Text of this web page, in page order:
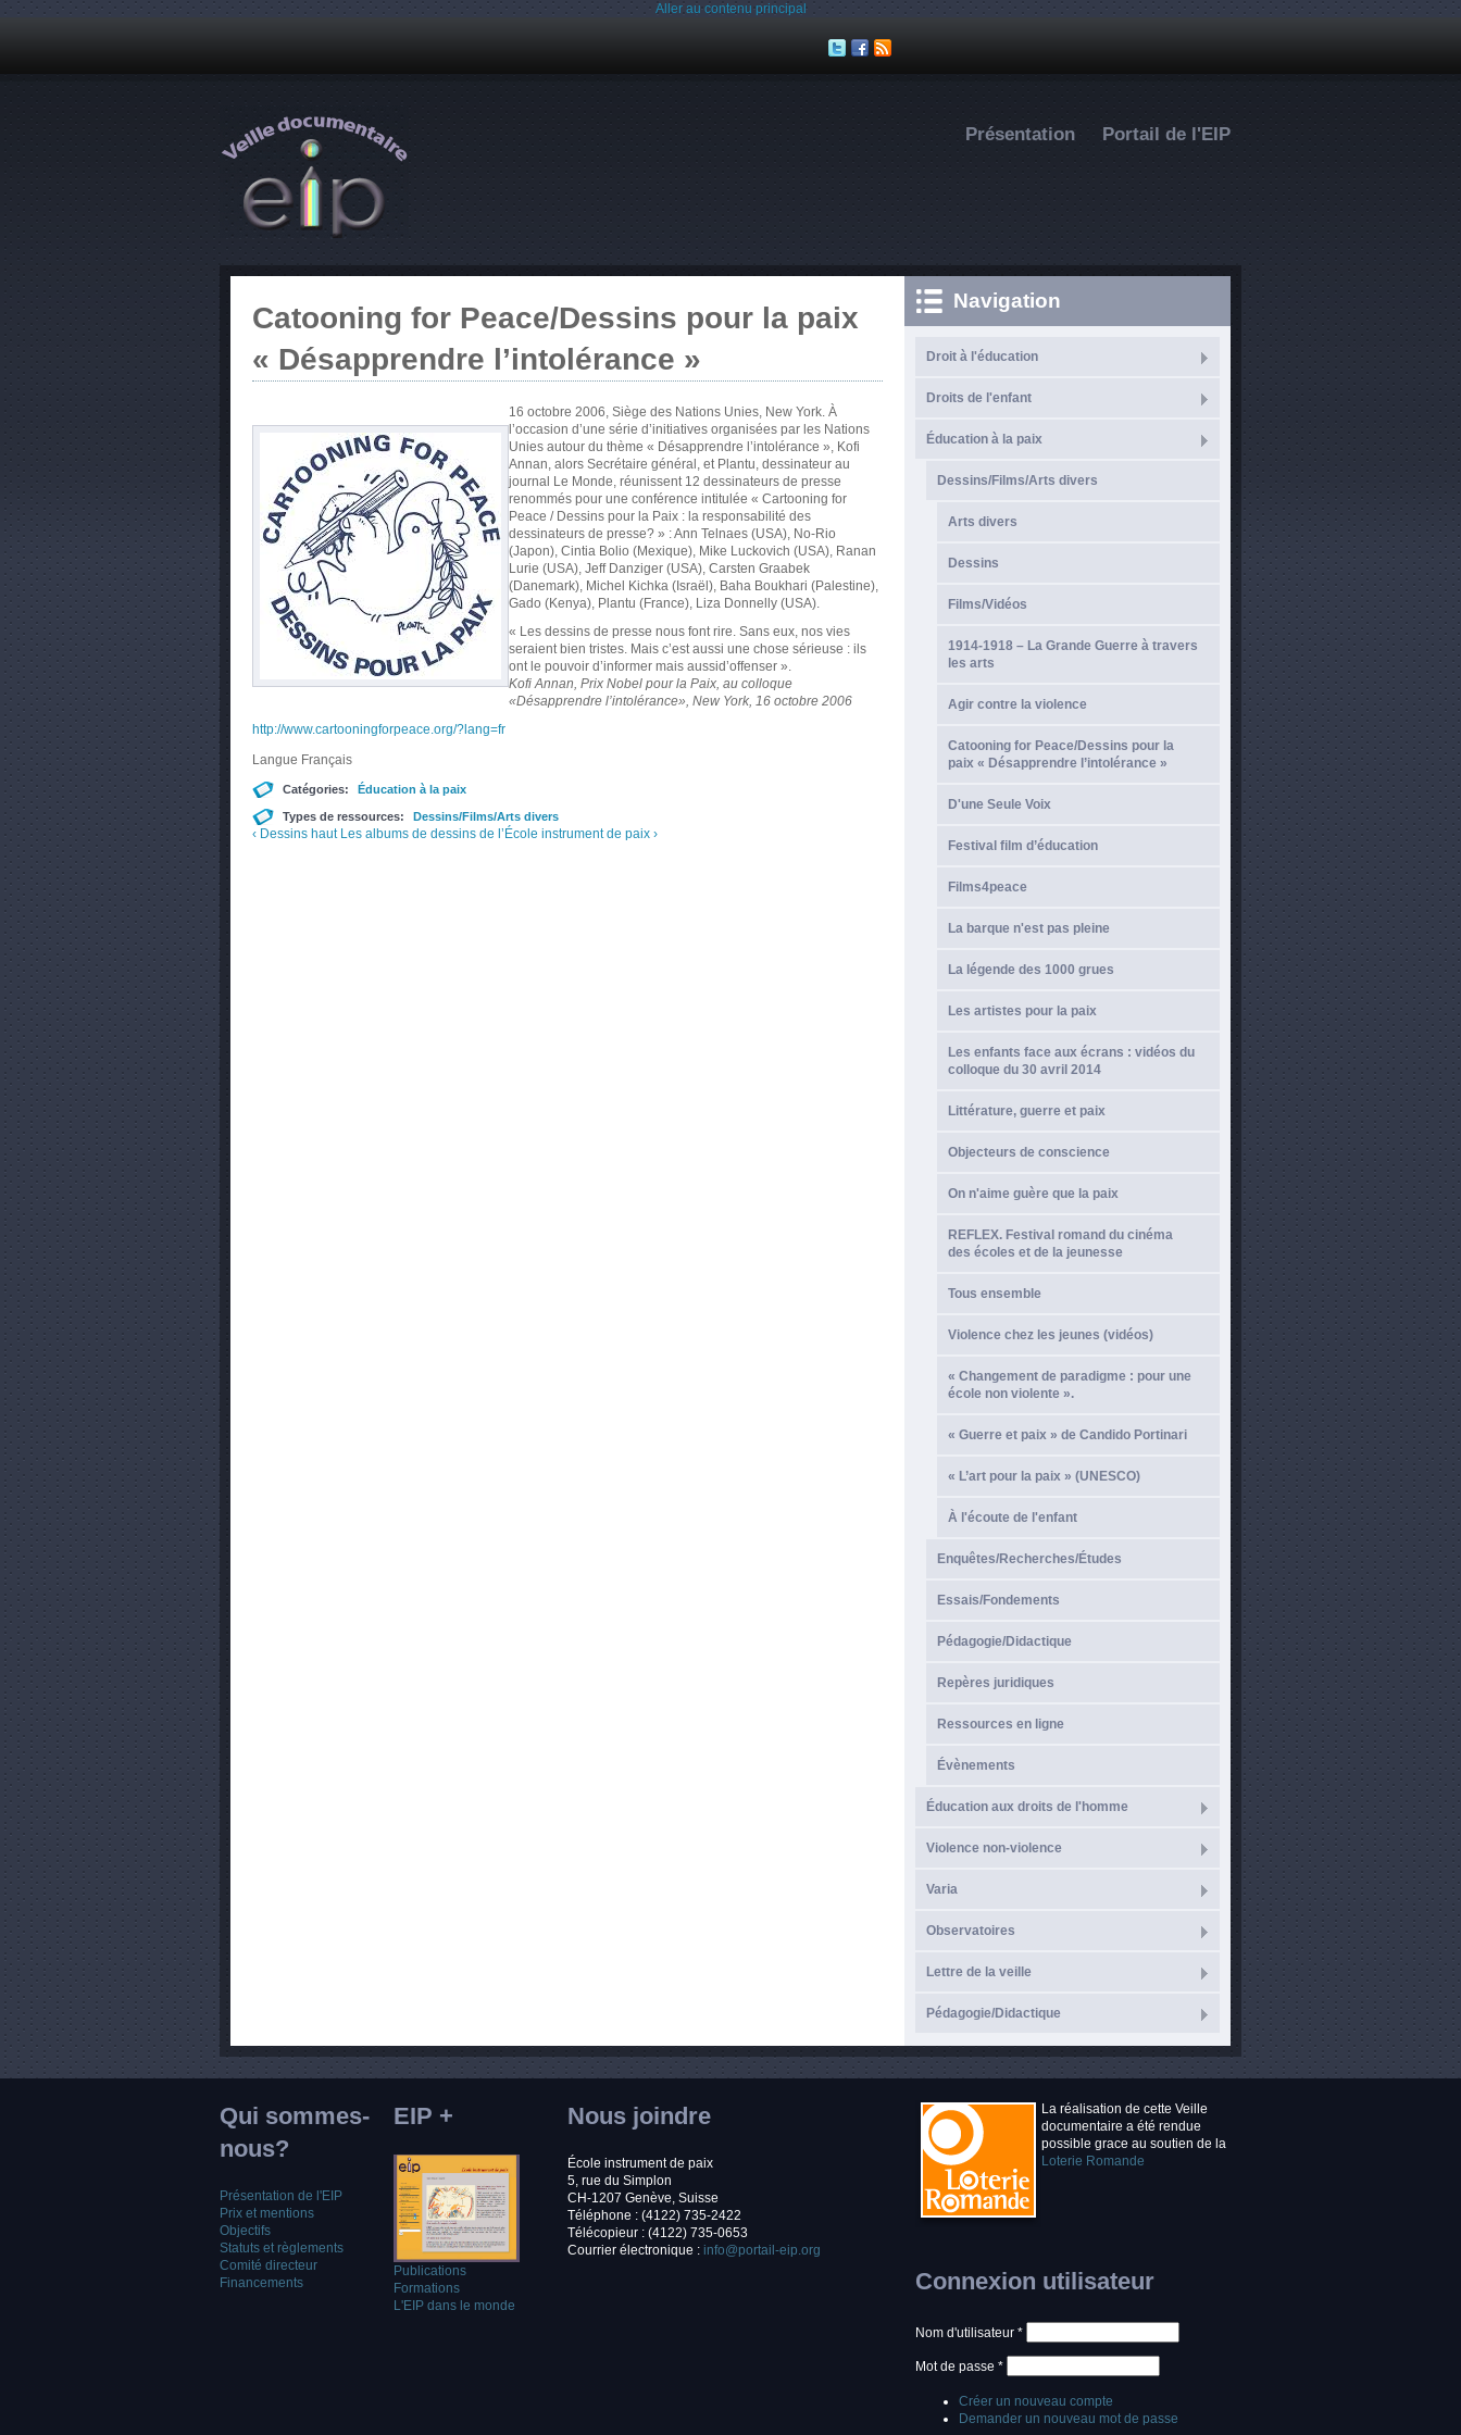
Aller au contenu principal
Présentation Portail de l'EIP
Catooning for Peace/Dessins pour la paix
« Désapprendre l’intolérance »
16 octobre 2006, Siège des Nations Unies, New York. À
l’occasion d’une série d’initiatives organisées par les Nations
Unies autour du thème « Désapprendre l’intolérance », Kofi
Annan, alors Secrétaire général, et Plantu, dessinateur au
journal Le Monde, réunissent 12 dessinateurs de presse
renommés pour une conférence intitulée « Cartooning for
Peace / Dessins pour la Paix : la responsabilité des
dessinateurs de presse? » : Ann Telnaes (USA), No-Rio
(Japon), Cintia Bolio (Mexique), Mike Luckovich (USA), Ranan
Lurie (USA), Jeff Danziger (USA), Carsten Graabek
(Danemark), Michel Kichka (Israël), Baha Boukhari (Palestine),
Gado (Kenya), Plantu (France), Liza Donnelly (USA).
« Les dessins de presse nous font rire. Sans eux, nos vies
seraient bien tristes. Mais c’est aussi une chose sérieuse : ils
ont le pouvoir d’informer mais aussid’offenser ».
Kofi Annan, Prix Nobel pour la Paix, au colloque
«Désapprendre l’intolérance», New York, 16 octobre 2006
http://www.cartooningforpeace.org/?lang=fr
Langue Français
Catégories: Éducation à la paix
Types de ressources: Dessins/Films/Arts divers
‹ Dessins haut Les albums de dessins de l’École instrument de paix ›
Navigation
Droit à l'éducation
Droits de l'enfant
Éducation à la paix
Dessins/Films/Arts divers
Arts divers
Dessins
Films/Vidéos
1914-1918 – La Grande Guerre à travers
les arts
Agir contre la violence
Catooning for Peace/Dessins pour la
paix « Désapprendre l’intolérance »
D'une Seule Voix
Festival film d’éducation
Films4peace
La barque n'est pas pleine
La légende des 1000 grues
Les artistes pour la paix
Les enfants face aux écrans : vidéos du
colloque du 30 avril 2014
Littérature, guerre et paix
Objecteurs de conscience
On n'aime guère que la paix
REFLEX. Festival romand du cinéma
des écoles et de la jeunesse
Tous ensemble
Violence chez les jeunes (vidéos)
« Changement de paradigme : pour une
école non violente ».
« Guerre et paix » de Candido Portinari
« L’art pour la paix » (UNESCO)
À l'écoute de l'enfant
Enquêtes/Recherches/Études
Essais/Fondements
Pédagogie/Didactique
Repères juridiques
Ressources en ligne
Évènements
Éducation aux droits de l'homme
Violence non-violence
Varia
Observatoires
Lettre de la veille
Pédagogie/Didactique
Qui sommes-
nous?
Présentation de l'EIP
Prix et mentions
Objectifs
Statuts et règlements
Comité directeur
Financements
EIP +
Publications
Formations
L'EIP dans le monde
Nous joindre
École instrument de paix
5, rue du Simplon
CH-1207 Genève, Suisse
Téléphone : (4122) 735-2422
Télécopieur : (4122) 735-0653
Courrier électronique : info@portail-eip.org
La réalisation de cette Veille
documentaire a été rendue
possible grace au soutien de la
Loterie Romande
Connexion utilisateur
Nom d'utilisateur *
Mot de passe *
Créer un nouveau compte
Demander un nouveau mot de passe